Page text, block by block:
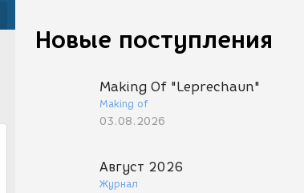
Новые поступления
Making Of "Leprechaun"
Making of
03.08.2026
Август 2026
Журнал